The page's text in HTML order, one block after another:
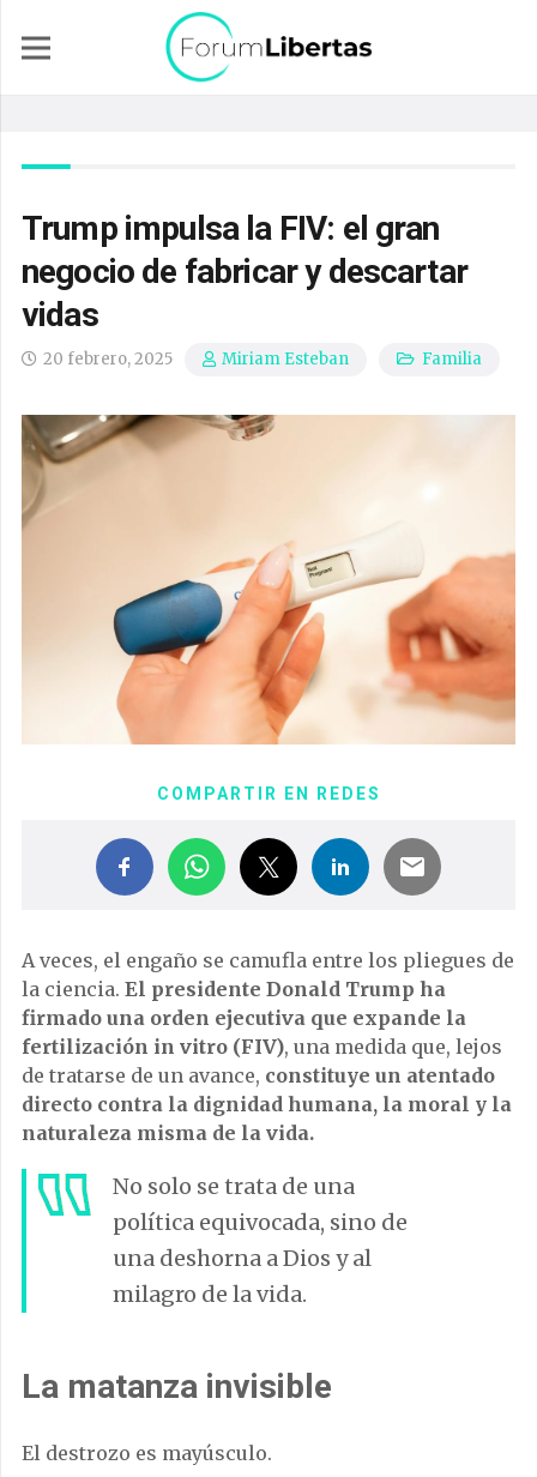
Trump impulsa la FIV: el gran
negocio de fabricar y descartar
vidas
20 febrero, 2025 Miriam Esteban Familia
COMPARTIR EN REDES
A veces, el engaño se camufla entre los pliegues de
la ciencia. El presidente Donald Trump ha
firmado una orden ejecutiva que expande la
fertilización in vitro (FIV), una medida que, lejos
de tratarse de un avance, constituye un atentado
directo contra la dignidad humana, la moral y la
naturaleza misma de la vida.
No solo se trata de una
política equivocada, sino de
una deshorna a Dios y al
milagro de la vida.
La matanza invisible
El destrozo es mayúsculo.